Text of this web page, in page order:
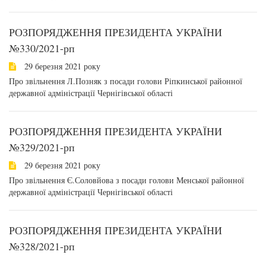
РОЗПОРЯДЖЕННЯ ПРЕЗИДЕНТА УКРАЇНИ
№330/2021-рп
29 березня 2021 року
Про звільнення Л.Позняк з посади голови Ріпкинської районної
державної адміністрації Чернігівської області
РОЗПОРЯДЖЕННЯ ПРЕЗИДЕНТА УКРАЇНИ
№329/2021-рп
29 березня 2021 року
Про звільнення Є.Соловйова з посади голови Менської районної
державної адміністрації Чернігівської області
РОЗПОРЯДЖЕННЯ ПРЕЗИДЕНТА УКРАЇНИ
№328/2021-рп